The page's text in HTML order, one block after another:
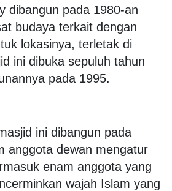
dibangun pada 1980-an
budaya terkait dengan
lokasinya, terletak di
ini dibuka sepuluh tahun
pada 1995.
ini dibangun pada
anggota dewan mengatur
enam anggota yang
wajah Islam yang